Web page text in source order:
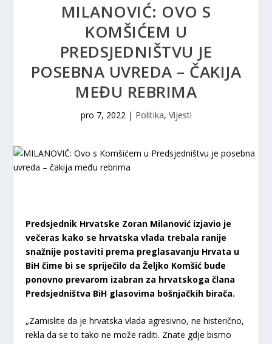
MILANOVIĆ: OVO S
KOMŠIĆEM U
PREDSJEDNIŠTVU JE
POSEBNA UVREDA – ČAKIJA
MEĐU REBRIMA
pro 7, 2022| Politika, Vijesti
Predsjednik Hrvatske Zoran Milanović izjavio je
večeras kako se hrvatska vlada trebala ranije
snažnije postaviti prema preglasavanju Hrvata u
BiH čime bi se spriječilo da Željko Komšić bude
ponovno prevarom izabran za hrvatskoga člana
Predsjedništva BiH glasovima bošnjačkih birača.
„Zamislite da je hrvatska vlada agresivno, ne histerično,
rekla da se to tako ne može raditi. Znate gdje bismo